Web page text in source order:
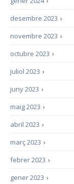
›
desembre 2023
›
novembre 2023
›
octubre 2023
›
juliol 2023
›
juny 2023
›
maig 2023
›
abril 2023
›
març 2023
›
febrer 2023
›
gener 2023